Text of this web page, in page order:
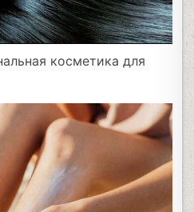
косметика для